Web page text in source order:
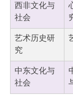
西非文化与
社会
艺术历史研
究
中东文化与
社会